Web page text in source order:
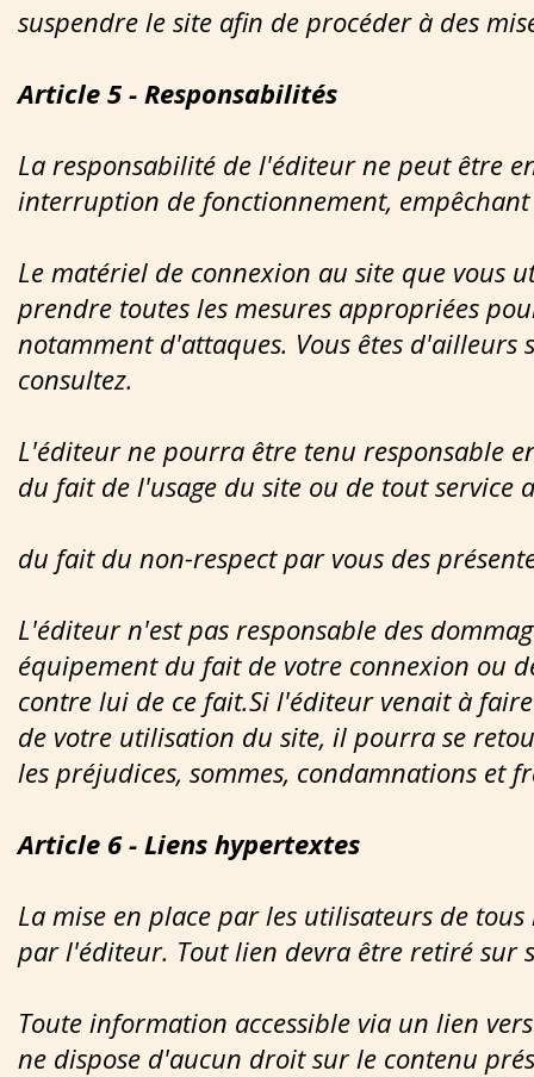
suspendre le site afin de procéder à des
Article 5 - Responsabilités
La responsabilité de l'éditeur ne peut être
interruption de fonctionnement,
Le matériel de connexion au site que vous
prendre toutes les mesures appropriées
notamment d'attaques. Vous êtes d'ailleurs
consultez.
L'éditeur ne pourra être tenu responsable
du fait de l'usage du site ou de tout service
du fait du non-respect par vous des
L'éditeur n'est pas responsable des
équipement du fait de votre connexion ou
contre lui de ce fait.Si l'éditeur venait à
de votre utilisation du site, il pourra se
les préjudices, sommes, condamnations et
Article 6 - Liens hypertextes
La mise en place par les utilisateurs de
par l'éditeur. Tout lien devra être retiré sur
Toute information accessible via un lien
ne dispose d'aucun droit sur le contenu